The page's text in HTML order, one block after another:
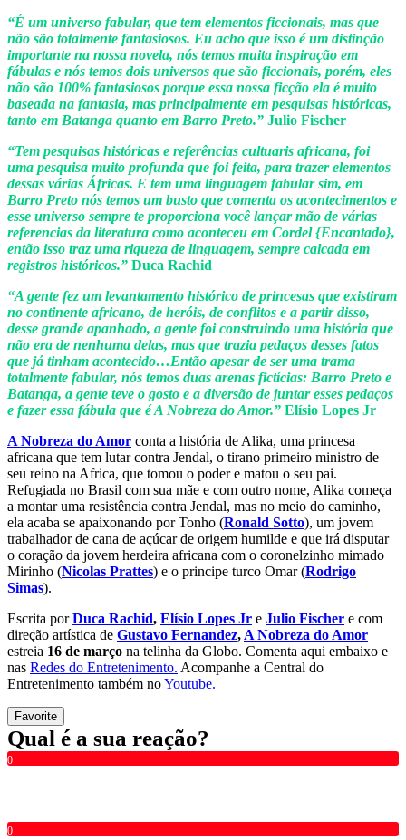
“É um universo fabular, que tem elementos ficcionais, mas que
não são totalmente fantasiosos. Eu acho que isso é um distinção
importante na nossa novela, nós temos muita inspiração em
fábulas e nós temos dois universos que são ficcionais, porém, eles
não são 100% fantasiosos porque essa nossa ficção ela é muito
baseada na fantasia, mas principalmente em pesquisas históricas,
tanto em Batanga quanto em Barro Preto.” Julio Fischer
“Tem pesquisas históricas e referências cultuaris africana, foi
uma pesquisa muito profunda que foi feita, para trazer elementos
dessas várias Áfricas. E tem uma linguagem fabular sim, em
Barro Preto nós temos um busto que comenta os acontecimentos e
esse universo sempre te proporciona você lançar mão de várias
referencias da literatura como aconteceu em Cordel {Encantado},
então isso traz uma riqueza de linguagem, sempre calcada em
registros históricos.” Duca Rachid
“A gente fez um levantamento histórico de princesas que existiram
no continente africano, de heróis, de conflitos e a partir disso,
desse grande apanhado, a gente foi construindo uma história que
não era de nenhuma delas, mas que trazia pedaços desses fatos
que já tinham acontecido…Então apesar de ser uma trama
totalmente fabular, nós temos duas arenas fictícias: Barro Preto e
Batanga, a gente teve o gosto e a diversão de juntar esses pedaços
e fazer essa fábula que é A Nobreza do Amor.” Elísio Lopes Jr
A Nobreza do Amor conta a história de Alika, uma princesa
africana que tem lutar contra Jendal, o tirano primeiro ministro de
seu reino na Africa, que tomou o poder e matou o seu pai.
Refugiada no Brasil com sua mãe e com outro nome, Alika começa
a montar uma resistência contra Jendal, mas no meio do caminho,
ela acaba se apaixonando por Tonho (Ronald Sotto), um jovem
trabalhador de cana de açúcar de origem humilde e que irá disputar
o coração da jovem herdeira africana com o coronelzinho mimado
Mirinho (Nicolas Prattes) e o principe turco Omar (Rodrigo
Simas).
Escrita porDuca Rachid, Elísio Lopes Jr e Julio Fischer e com
direção artística de Gustavo Fernandez, A Nobreza do Amor
estreia 16 de março na telinha da Globo. Comenta aqui embaixo e
nas Redes do Entretenimento. Acompanhe a Central do
Entretenimento também noYoutube.
Favorite
Qual é a sua reação?
0
0